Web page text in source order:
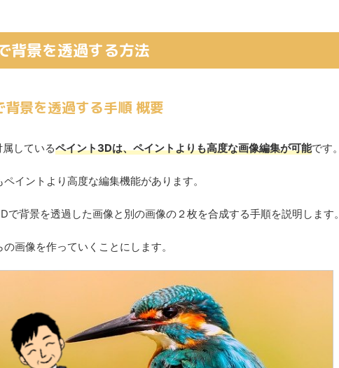
背景を透過する方法
景を透過する手順 概要
しているペイント3Dは、ペイントよりも高度な画像編集が可能です。
イントより高度な編集機能があります。
で背景を透過した画像と別の画像の２枚を合成する手順を説明します。
画像を作っていくことにします。